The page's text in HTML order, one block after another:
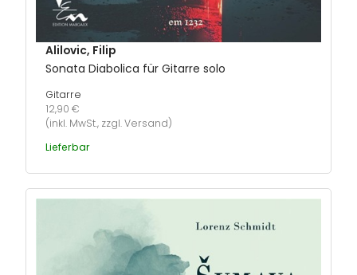
Alilovic, Filip
Sonata Diabolica für Gitarre solo
Gitarre
12,90 €
(inkl. MwSt., zzgl. Versand)
Lieferbar